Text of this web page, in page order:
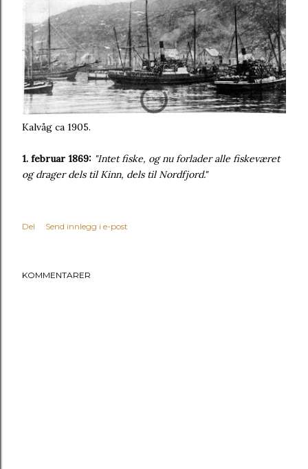
Kalvåg ca 1905.
1. februar 1869: "Intet fiske, og nu forlader alle fiskeværet
og drager dels til Kinn, dels til Nordfjord."
Del Send innlegg i e-post
KOMMENTARER